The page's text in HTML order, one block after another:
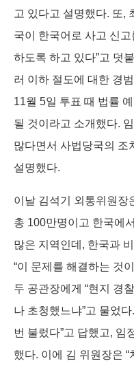
고 있다고 설명했다. 또,
국이 한국어로 사고 신
하도록 하고 있다”고 덧
러 이하 절도에 대한 경
11월 5일 투표 때 법률
될 것이라고 소개했다.
많다면서 사법당국의 조
설명했다.
이날 김석기 외통위원장
총 100만명이고 한국에
많은 지역인데, 한국과
“이 문제를 해결하는 것
두 공관장에게 “현지 경
나 초청했느냐”고 물었
번 불렀다”고 답했고, 임
했다. 이에 김 위원장은